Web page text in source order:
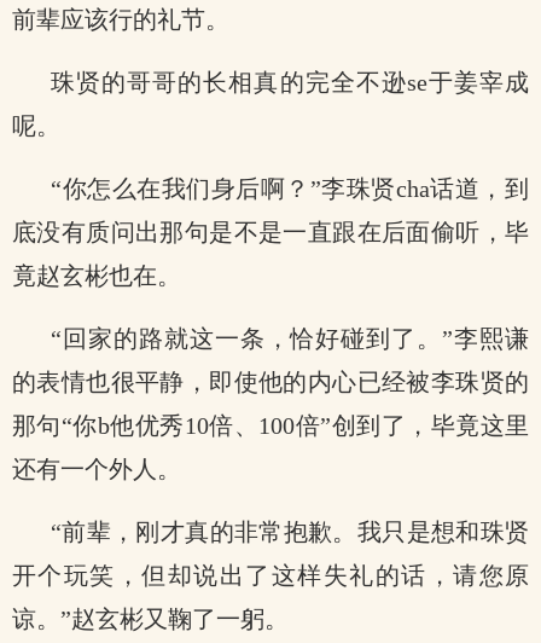
前辈应该行的礼节。
珠贤的哥哥的长相真的完全不逊se于姜宰成
呢。
“你怎么在我们身后啊？”李珠贤cha话道，到
底没有质问出那句是不是一直跟在后面偷听，毕
竟赵玄彬也在。
“回家的路就这一条，恰好碰到了。”李熙谦
的表情也很平静，即使他的内心已经被李珠贤的
那句“你b他优秀10倍、100倍”创到了，毕竟这里
还有一个外人。
“前辈，刚才真的非常抱歉。我只是想和珠贤
开个玩笑，但却说出了这样失礼的话，请您原
谅。”赵玄彬又鞠了一躬。